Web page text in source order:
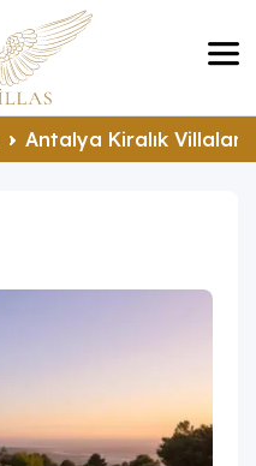
Antalya Kiralık Villalar